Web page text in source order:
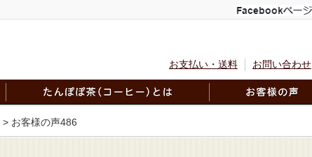
お支払い・送料 お問い合わせ
> お客様の声486